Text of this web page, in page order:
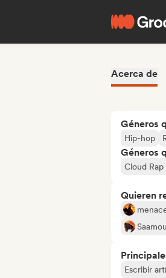
Acerca de
Géneros
Hip-hop
Géneros
Cloud
Quieren
Escribir